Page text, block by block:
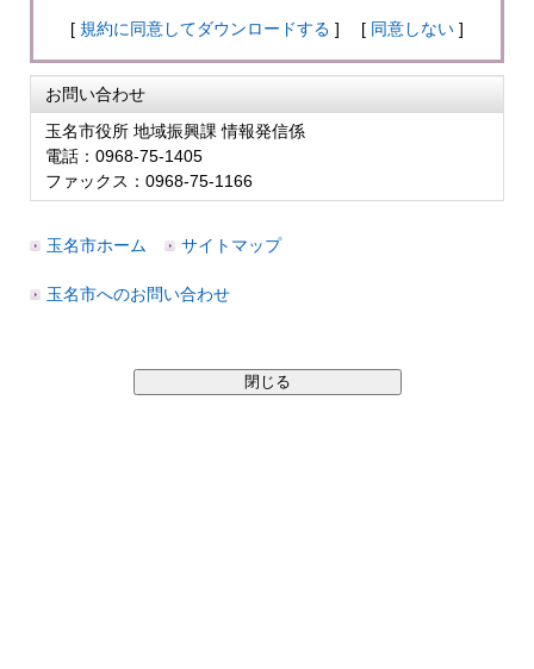
[ 規約に同意してダウンロードする ] [ 同意しない ]
お問い合わせ
玉名市役所 地域振興課 情報発信係
電話：0968-75-1405
ファックス：0968-75-1166
玉名市ホーム サイトマップ
玉名市へのお問い合わせ